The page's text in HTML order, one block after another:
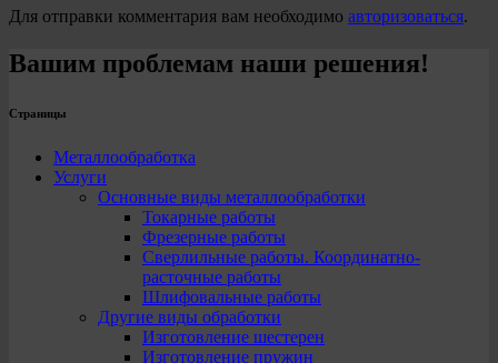
Для отправки комментария вам необходимо авторизоваться.
Вашим проблемам наши решения!
Страницы
Металлообработка
Услуги
Основные виды металлообработки
Токарные работы
Фрезерные работы
Сверлильные работы. Координатно-
расточные работы
Шлифовальные работы
Другие виды обработки
Изготовление шестерен
Изготовление пружин